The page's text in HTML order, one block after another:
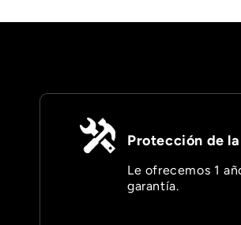
Protección de
Le ofrecemos 1
garantía.